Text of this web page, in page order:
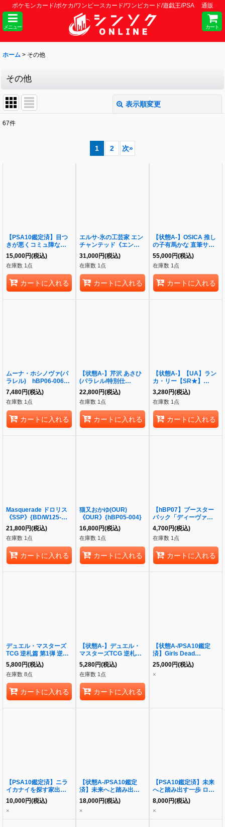
ポケモンカード/ポケカ/ワンピースカード/ワンピカード/遊戯王/PSA 通販
メニュー カート
ホーム > その他
その他
表示順変更
67件
1 2 次»
【PSA10鑑定済】目つ
きが悪くコミュ障な月華
会会長 アリスティア・
ヴァレンベリ・華蔵寺
LO-5821-S《-》{LO-
5821-S}
15,000円(税込)
在庫数 1点
カートに入れる
エルサ-氷の工芸家 エン
チャンテッド《エンチャ
ンテッド》{233/204
JA-11}
31,000円(税込)
在庫数 1点
カートに入れる
【状態A-】OSICA 推し
の子有馬かな 直筆サイ
ンカード《-》{-}
55,000円(税込)
在庫数 1点
カートに入れる
ムーナ・ホシノヴァ(パ
ラレル) hBP06-006
OUR《-》{hBP06-006}
7,480円(税込)
在庫数 1点
カートに入れる
【状態A-】芹沢 あさひ
(パラレル/特別仕
様)PcSR★★★《-》
{PC01BT/IMS-3-043}
22,800円(税込)
在庫数 1点
カートに入れる
【状態A-】【UA】ラン
カ・リー【SR★】
UA36BT/MCR-1-
022《MCR-1-022》
{UA36BT/MCR-1-022}
3,280円(税込)
在庫数 1点
カートに入れる
Masquerade ドロリス
《SSP》{BD/W125-
030SSP}
21,800円(税込)
在庫数 1点
カートに入れる
猫又おかゆ(OUR)
《OUR》{hBP05-004}
16,800円(税込)
在庫数 1点
カートに入れる
【hBP07】ブースター
パック「ディーヴァフィ
ーバ」《未開封BOX》
4,700円(税込)
在庫数 1点
カートに入れる
デュエル・マスターズ
TCG 逆札篇 第1弾 逆転
神VS切札竜《未開封
BOX》
5,800円(税込)
在庫数 8点
カートに入れる
【状態A-】デュエル・
マスターズTCG 逆札篇
第1弾 逆転神VS切札竜
《未開封BOX》
5,280円(税込)
在庫数 1点
カートに入れる
【状態A-/PSA10鑑定
済】Girls Dead
Monster 岩沢
《SECRET》{BB-AB-
065SC}
25,000円(税込)
×
【PSA10鑑定済】ニラ
イカナイを探す家出少女
海咲 LO-5951-S《-》
{LO-5951-S}
10,000円(税込)
×
【状態A-/PSA10鑑定
済】未来へと踏み出す一
歩 星街すいせい
SP《-》{HOL/W104-
131SP SP}
18,000円(税込)
×
【PSA10鑑定済】未来
へと踏み出す一歩 ロボ
子さん SP《SP》
{HOL/W104-093SP}
8,000円(税込)
×